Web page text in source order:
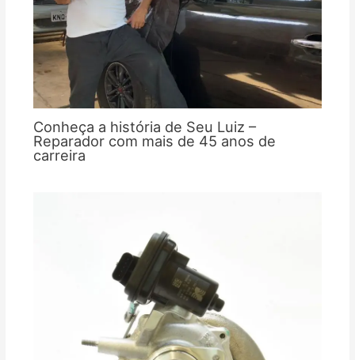
Conheça a história de Seu Luiz –
Reparador com mais de 45 anos de
carreira